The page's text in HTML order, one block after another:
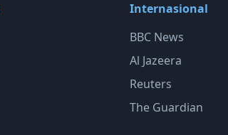
Internasional
BBC News
Al Jazeera
Reuters
The Guardian